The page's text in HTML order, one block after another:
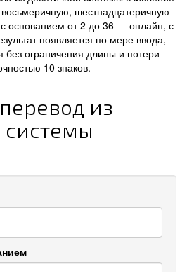
шестнадцатеричную
основанием от 2 до 36 — онлайн, с
появляется по мере ввода,
без ограничения длины и потери
10 знаков.
из
системы